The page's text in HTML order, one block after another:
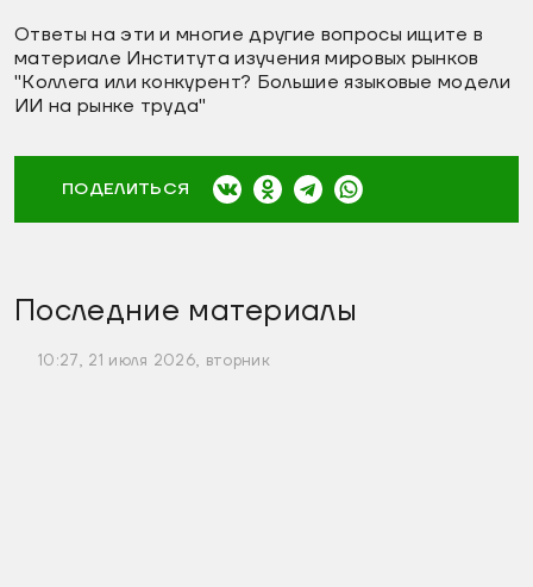
Ответы на эти и многие другие вопросы ищите в
материале Института изучения мировых рынков
"Коллега или конкурент? Большие языковые модели
ИИ на рынке труда"
ПОДЕЛИТЬСЯ
Последние материалы
10:27, 21 июля 2026, вторник